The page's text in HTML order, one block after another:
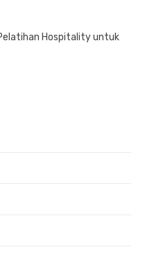
Hospitality untuk